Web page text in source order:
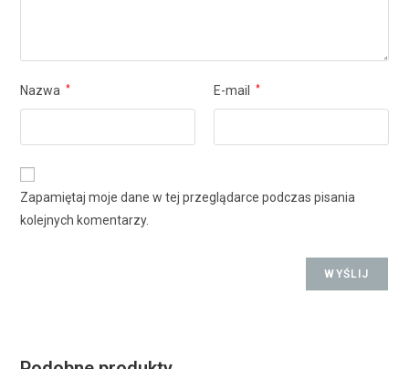
Nazwa * E-mail *
Zapamiętaj moje dane w tej przeglądarce podczas pisania
kolejnych komentarzy.